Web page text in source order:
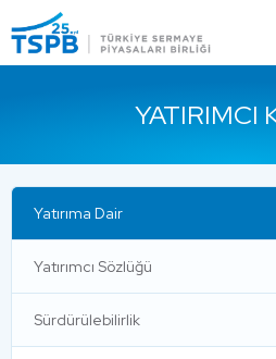
Close
YATIRIMCI
Yatırıma Dair
Yatırımcı Sözlüğü
Sürdürülebilirlik